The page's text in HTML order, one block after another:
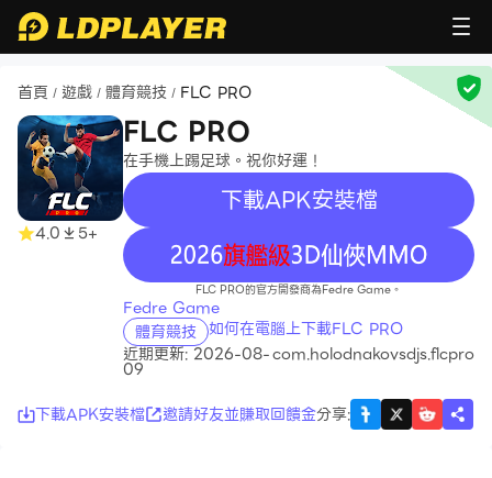
首頁 / 遊戲 / 體育競技 / FLC PRO
4.0 5+
FLC PRO
在手機上踢足球。祝你好運！
下載APK安裝檔
recommend
FLC PRO的官方開發商為Fedre Game。
Fedre Game
體育競技 如何在電腦上下載FLC PRO
近期更新: 2026-08-
09
com.holodnakovsdjs.flcpro
下載APK安裝檔 邀請好友並賺取回饋金分享: